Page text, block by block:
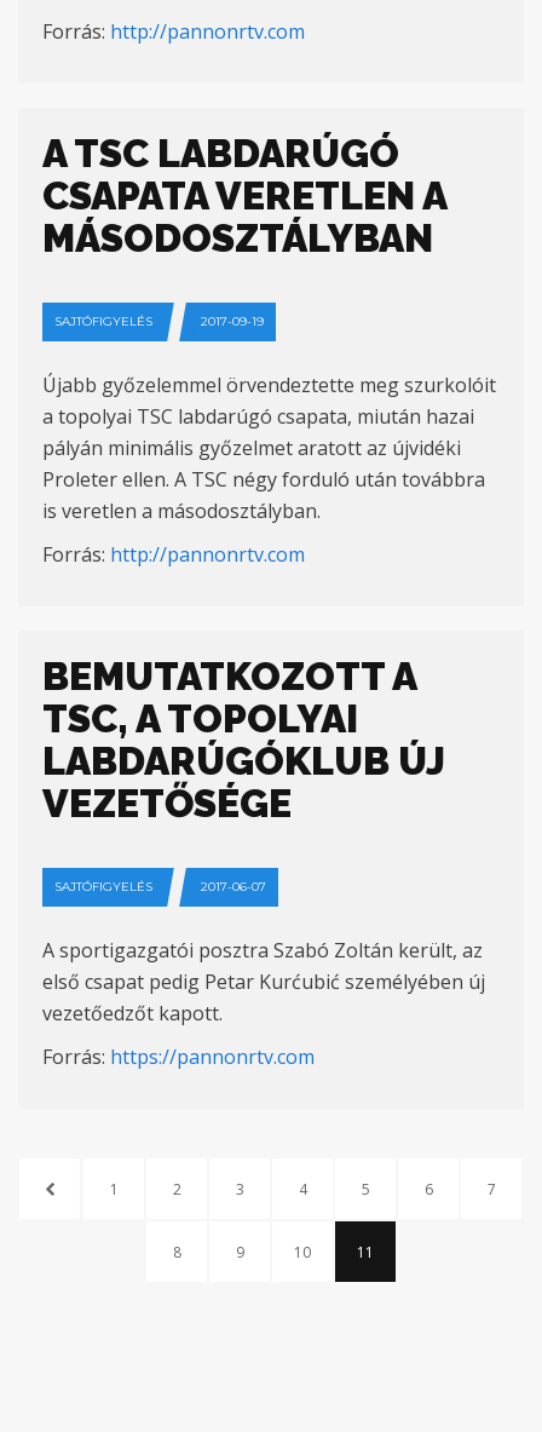
Forrás: http://pannonrtv.com
A TSC LABDARÚGÓ
CSAPATA VERETLEN A
MÁSODOSZTÁLYBAN
SAJTÓFIGYELÉS 2017-09-19
Újabb győzelemmel örvendeztette meg szurkolóit
a topolyai TSC labdarúgó csapata, miután hazai
pályán minimális győzelmet aratott az újvidéki
Proleter ellen. A TSC négy forduló után továbbra
is veretlen a másodosztályban.
Forrás: http://pannonrtv.com
BEMUTATKOZOTT A
TSC, A TOPOLYAI
LABDARÚGÓKLUB ÚJ
VEZETŐSÉGE
SAJTÓFIGYELÉS 2017-06-07
A sportigazgatói posztra Szabó Zoltán került, az
első csapat pedig Petar Kurćubić személyében új
vezetőedzőt kapott.
Forrás: https://pannonrtv.com
1 2 3 4 5 6 7
8 9 10 11